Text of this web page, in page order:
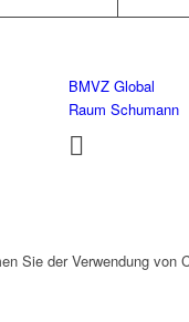
BMVZ Global
Raum Schumann
Sie der Verwendung von